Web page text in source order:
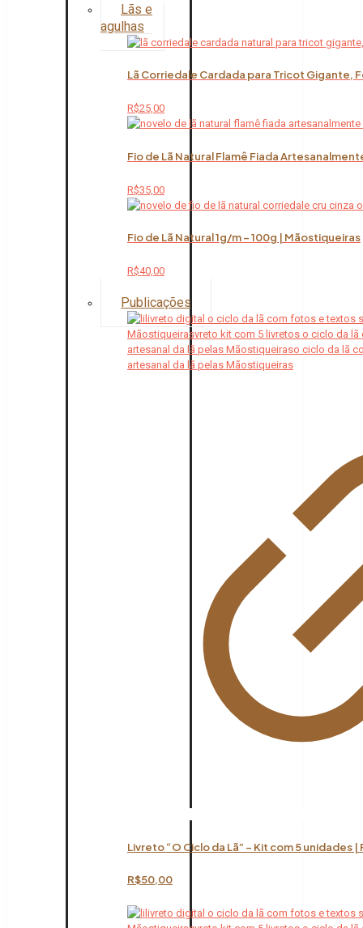
Lãs e
agulhas
Lã Corriedale Cardada para Tricot Gigante,
R$25,00
Fio de Lã Natural Flamê Fiada
R$35,00
Fio de Lã Natural 1g/m – 100g | Mãostiqueiras
R$40,00
Publicações
Livreto “O Ciclo da Lã” – Kit com 5 unidades
R$50,00